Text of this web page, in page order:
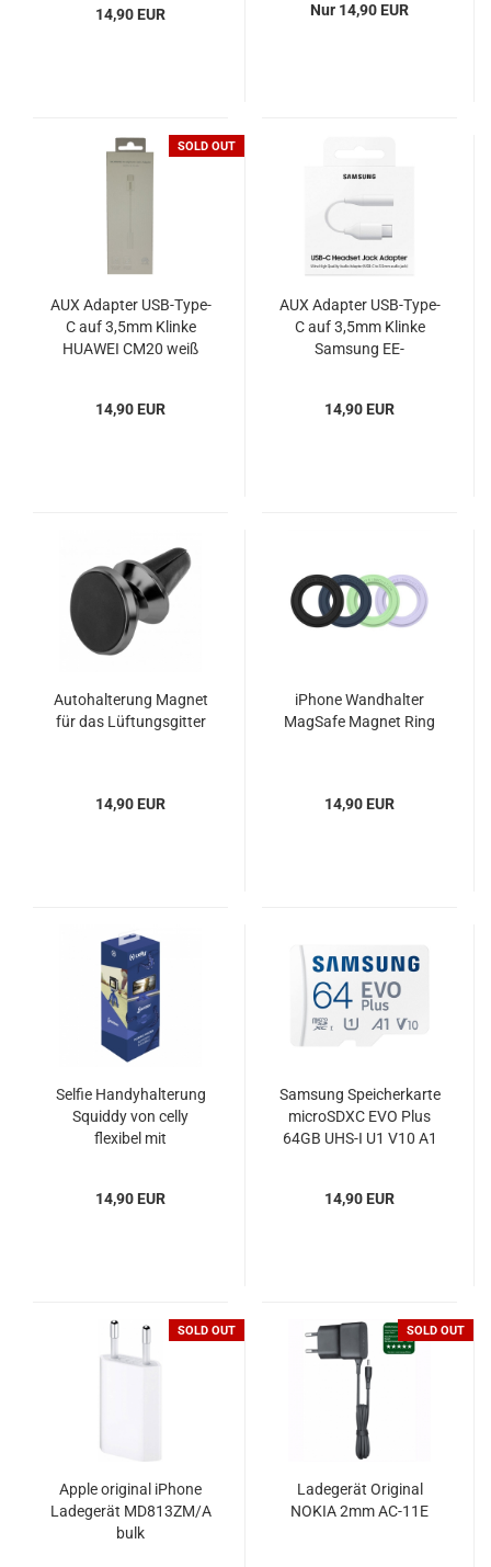
14,90 EUR Nur 14,90 EUR
SOLD OUT
AUX Adapter USB-Type-
C auf 3,5mm Klinke
HUAWEI CM20 weiß
14,90 EUR
AUX Adapter USB-Type-
C auf 3,5mm Klinke
Samsung EE-
14,90 EUR
Autohalterung Magnet
für das Lüftungsgitter
14,90 EUR
iPhone Wandhalter
MagSafe Magnet Ring
14,90 EUR
Selfie Handyhalterung
Squiddy von celly
flexibel mit
14,90 EUR
Samsung Speicherkarte
microSDXC EVO Plus
64GB UHS-I U1 V10 A1
14,90 EUR
SOLD OUT
Apple original iPhone
Ladegerät MD813ZM/A
bulk
SOLD OUT
Ladegerät Original
NOKIA 2mm AC-11E